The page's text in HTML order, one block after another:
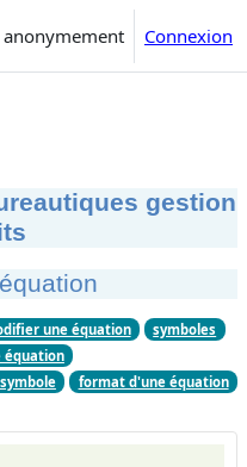
anonymement Connexion
gestion
une équation
symboles
équation
format d'une équation